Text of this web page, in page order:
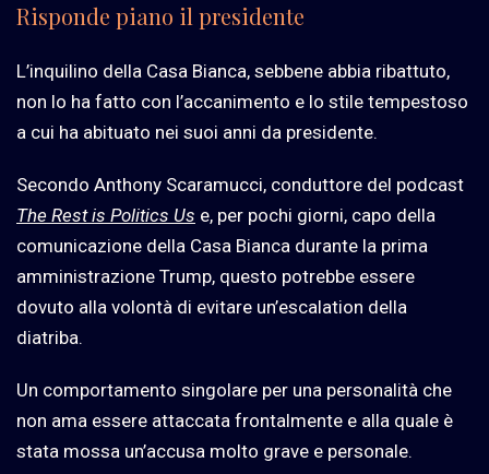
Risponde piano il presidente
L’inquilino della Casa Bianca, sebbene abbia ribattuto,
non lo ha fatto con l’accanimento e lo stile tempestoso
a cui ha abituato nei suoi anni da presidente.
Secondo Anthony Scaramucci, conduttore del podcast
The Rest is Politics Us e, per pochi giorni, capo della
comunicazione della Casa Bianca durante la prima
amministrazione Trump, questo potrebbe essere
dovuto alla volontà di evitare un’escalation della
diatriba.
Un comportamento singolare per una personalità che
non ama essere attaccata frontalmente e alla quale è
stata mossa un’accusa molto grave e personale.